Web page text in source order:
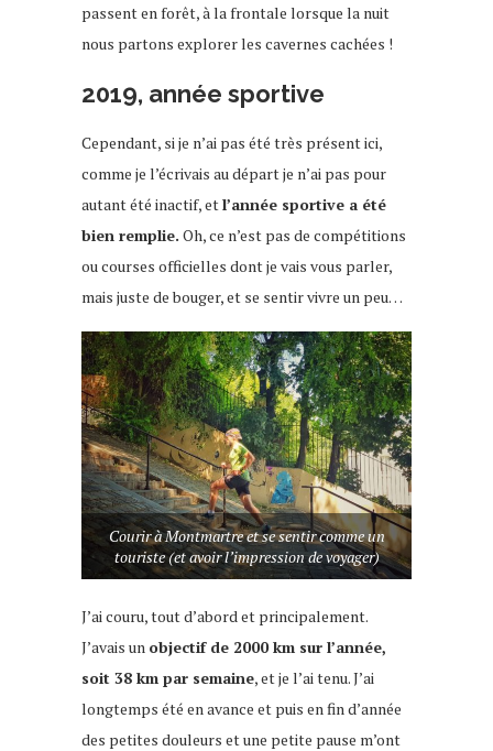
passent en forêt, à la frontale lorsque la nuit
nous partons explorer les cavernes cachées !
2019, année sportive
Cependant, si je n’ai pas été très présent ici,
comme je l’écrivais au départ je n’ai pas pour
autant été inactif, etl’année sportive a été
bien remplie. Oh, ce n’est pas de compétitions
ou courses officielles dont je vais vous parler,
mais juste de bouger, et se sentir vivre un peu…
Courir à Montmartre et se sentir comme un
touriste (et avoir l’impression de voyager)
J’ai couru, tout d’abord et principalement.
J’avais un objectif de 2000 km sur l’année,
soit 38 km par semaine, et je l’ai tenu. J’ai
longtemps été en avance et puis en fin d’année
des petites douleurs et une petite pause m’ont